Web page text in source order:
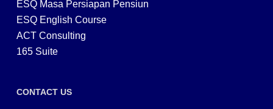
ESQ Masa Persiapan Pensiun
ESQ English Course
ACT Consulting
165 Suite
CONTACT US